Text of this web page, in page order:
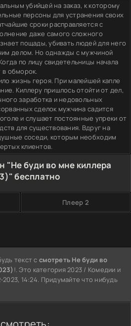
убийцей на заказ, к которому
персоны для устранения своих
сроки расправляется с
даже самого сложного
пощады, убивать людей для него
делом. Но однажды с мужчиной
по лицу свидетельницы начала
в обморок.
жизнь героя. При малейшей капле
Киллеру пришлось отойти от дел,
заработка и недовольных
сделок мужчина садится
и слушает постоянные упреки от
для существования. Вдруг на
соседи, которым необходим
клиентов.
"Не буди во мне киллера
бесплатно
Плеер 2
текст ссмотреть Не буди во
!. Это категория 2023 / Комедии и
14:24. Придумайте что нибудь